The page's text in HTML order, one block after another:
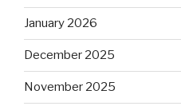
January 2026
December 2025
November 2025